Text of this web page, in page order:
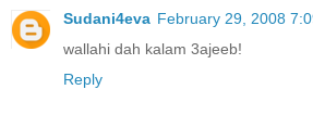
Sudani4eva February 29, 2008
wallahi dah kalam 3ajeeb!
Reply